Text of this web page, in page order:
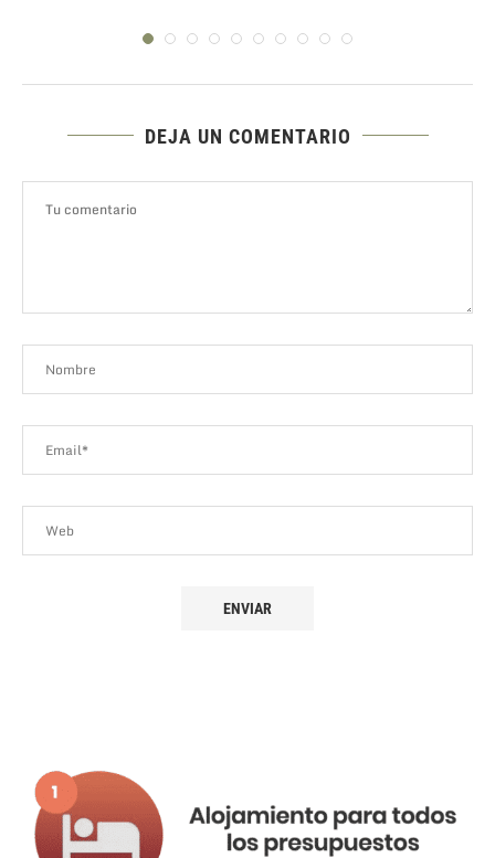
DEJA UN COMENTARIO